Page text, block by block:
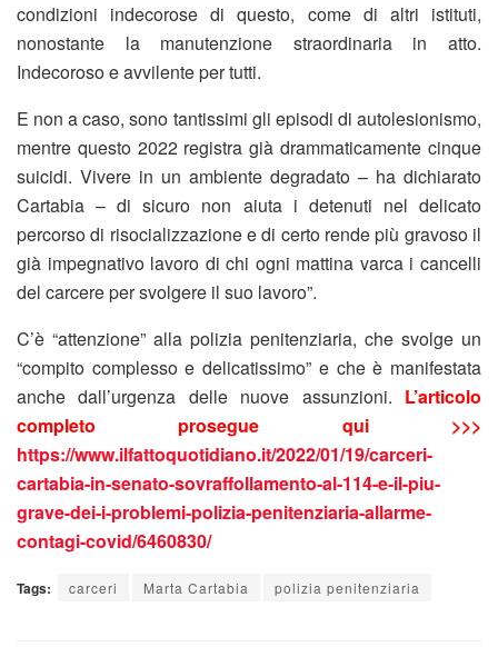
condizioni indecorose di questo, come di altri istituti,
nonostante la manutenzione straordinaria in atto.
Indecoroso e avvilente per tutti.
E non a caso, sono tantissimi gli episodi di autolesionismo,
mentre questo 2022 registra già drammaticamente cinque
suicidi. Vivere in un ambiente degradato – ha dichiarato
Cartabia – di sicuro non aiuta i detenuti nel delicato
percorso di risocializzazione e di certo rende più gravoso il
già impegnativo lavoro di chi ogni mattina varca i cancelli
del carcere per svolgere il suo lavoro”.
C’è “attenzione” alla polizia penitenziaria, che svolge un
“compito complesso e delicatissimo” e che è manifestata
anche dall’urgenza delle nuove assunzioni. L’articolo
completo prosegue qui >>>
https://www.ilfattoquotidiano.it/2022/01/19/carceri-
cartabia-in-senato-sovraffollamento-al-114-e-il-piu-
grave-dei-i-problemi-polizia-penitenziaria-allarme-
contagi-covid/6460830/
Tags: carceri Marta Cartabia polizia penitenziaria